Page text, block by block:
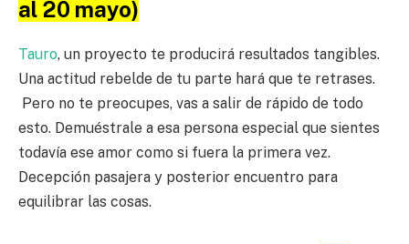
al 20 mayo)
Tauro, un proyecto te producirá resultados tangibles.
Una actitud rebelde de tu parte hará que te retrases.
Pero no te preocupes, vas a salir de rápido de todo
esto. Demuéstrale a esa persona especial que sientes
todavía ese amor como si fuera la primera vez.
Decepción pasajera y posterior encuentro para
equilibrar las cosas.